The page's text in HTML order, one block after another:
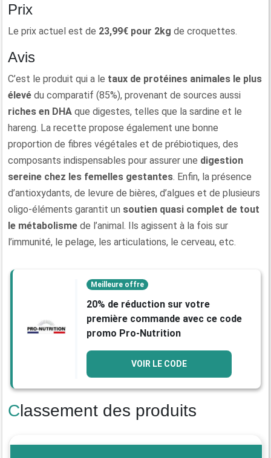
Prix
Le prix actuel est de 23,99€ pour 2kg de croquettes.
Avis
C’est le produit qui a le taux de protéines animales le plus
élevé du comparatif (85%), provenant de sources aussi
riches en DHA que digestes, telles que la sardine et le
hareng. La recette propose également une bonne
proportion de fibres végétales et de prébiotiques, des
composants indispensables pour assurer une digestion
sereine chez les femelles gestantes. Enfin, la présence
d’antioxydants, de levure de bières, d’algues et de plusieurs
oligo-éléments garantit un soutien quasi complet de tout
le métabolisme de l’animal. Ils agissent à la fois sur
l’immunité, le pelage, les articulations, le cerveau, etc.
Meilleure offre
20% de réduction sur votre
première commande avec ce code
promo Pro-Nutrition
VOIR LE CODE
Classement des produits